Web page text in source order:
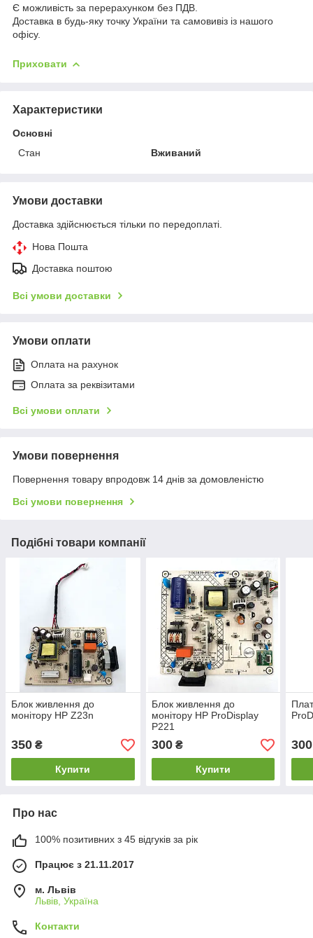
Є можливість за перерахунком без ПДВ.
Доставка в будь-яку точку України та самовивіз із нашого
офісу.
Приховати
Характеристики
Основні
Стан
Вживаний
Умови доставки
Доставка здійснюється тільки по передоплаті.
Нова Пошта
Доставка поштою
Всі умови доставки
Умови оплати
Оплата на рахунок
Оплата за реквізитами
Всі умови оплати
Умови повернення
Повернення товару впродовж 14 днів за домовленістю
Всі умови повернення
Подібні товари компанії
Блок живлення до
монітору HP Z23n
350 ₴
Купити
Блок живлення до
монітору HP ProDisplay
P221
300₴
Купити
300
Про нас
100% позитивних з 45 відгуків за рік
Працює з 21.11.2017
м. Львів
Львів, Україна
Контакти